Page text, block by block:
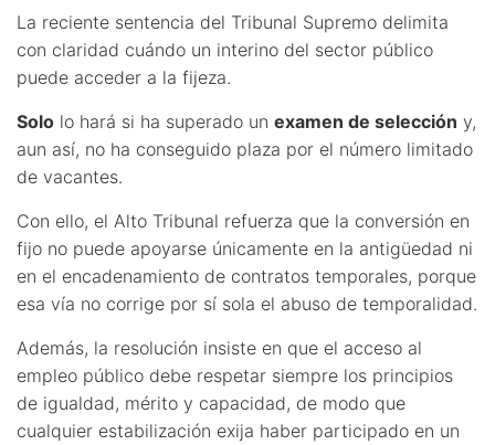
La reciente sentencia del Tribunal Supremo delimita
con claridad cuándo un interino del sector público
puede acceder a la fijeza.
Solo lo hará si ha superado un examen de selección y,
aun así, no ha conseguido plaza por el número limitado
de vacantes.
Con ello, el Alto Tribunal refuerza que la conversión en
fijo no puede apoyarse únicamente en la antigüedad ni
en el encadenamiento de contratos temporales, porque
esa vía no corrige por sí sola el abuso de temporalidad.
Además, la resolución insiste en que el acceso al
empleo público debe respetar siempre los principios
de igualdad, mérito y capacidad, de modo que
cualquier estabilización exija haber participado en un